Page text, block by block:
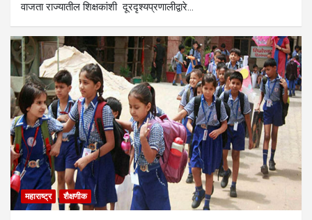
वाजता राज्यातील शिक्षकांशी दूरदृश्यप्रणालीद्वारे…
महाराष्ट्र शैक्षणीक